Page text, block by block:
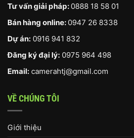
Tư vấn giải pháp: 0888 18 58 01
Bán hàng online: 0947 26 8338
Dự án: 0916 941 832
Đăng ký đại lý: 0975 964 498
Email: camerahtj@gmail.com
VỀ CHÚNG TÔI
Giới thiệu